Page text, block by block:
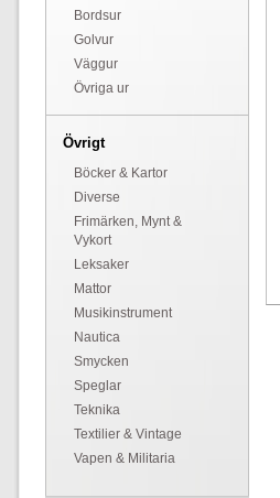
Bordsur
Golvur
Väggur
Övriga ur
Övrigt
Böcker & Kartor
Diverse
Frimärken, Mynt &
Vykort
Leksaker
Mattor
Musikinstrument
Nautica
Smycken
Speglar
Teknika
Textilier & Vintage
Vapen & Militaria